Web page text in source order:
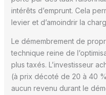
intérêts d’emprunt. Cela
levier et d’amoindrir la
Le démembrement de
technique reine de
plus taxés. L’investisseur
(à prix décoté de 20 à 40
aucun revenu durant le